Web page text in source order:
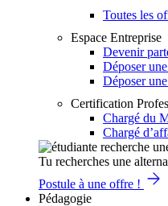
Toutes les
Espace Entreprise
Devenir
Déposer
Déposer
Certification
Chargé du
Chargé
Tu recherches une
Postule à une offre !
Pédagogie